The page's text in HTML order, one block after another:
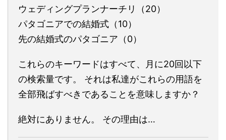
ウェディングプランナーチリ（20）
パタゴニアでの結婚式（10）
先の結婚式のパタゴニア（0）
これらのキーワードはすべて、月に20回以下
の検索量です。 それは私達がこれらの用語を
全部飛ばすべきであることを意味しますか？
絶対にありません。 その理由は…